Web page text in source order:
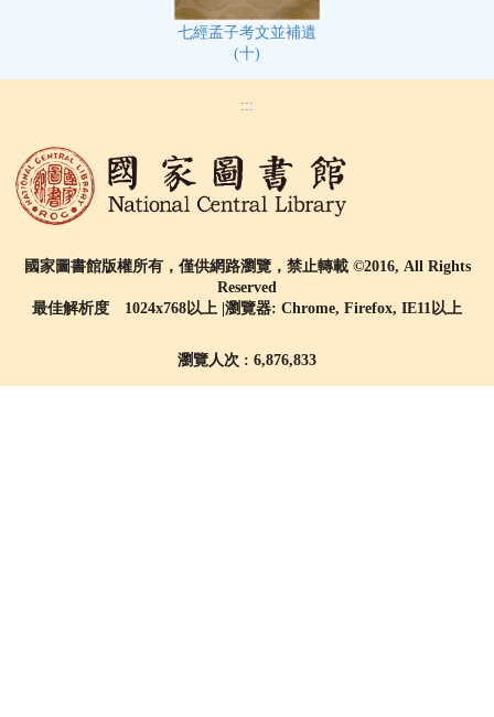
七經孟子考文並補遺
(十)
:::
國家圖書館版權所有，僅供網路瀏覽，禁止轉載 ©2016, All Rights
Reserved
最佳解析度 1024x768以上 |瀏覽器: Chrome, Firefox, IE11以上
瀏覽人次 : 6,876,833